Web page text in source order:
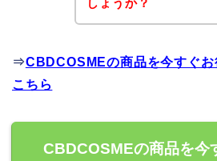
しょうか？
⇒CBDCOSMEの商品を今すぐ
こちら
CBDCOSMEの商品を今